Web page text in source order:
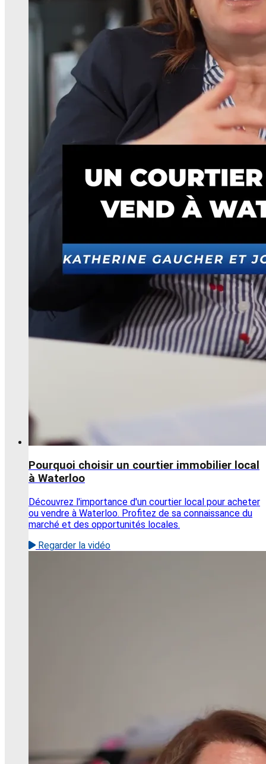
Pourquoi choisir un courtier immobilier local
à Waterloo
Découvrez l'importance d'un courtier local pour acheter
ou vendre à Waterloo. Profitez de sa connaissance du
marché et des opportunités locales.
Regarder la vidéo